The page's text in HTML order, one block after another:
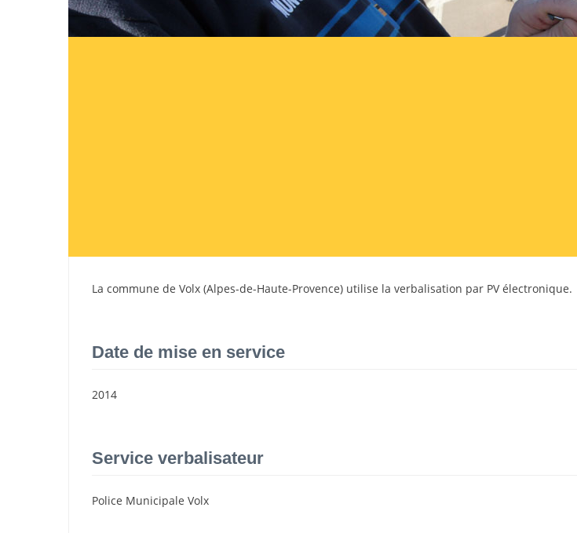
La commune de Volx (Alpes-de-Haute-Provence) utilise la verbalisation par PV électronique.
Date de mise en service
2014
Service verbalisateur
Police Municipale Volx